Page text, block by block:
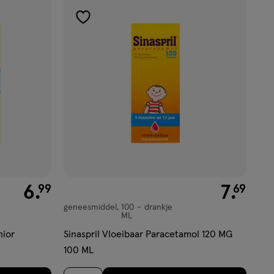
€ 6.99
6.99
toevoegen
€ 7.69
7.69
geneesmiddel,
geneesmiddel
100
ML
drankje
Sinaspril Vloeibaar Paracetamol 120 MG
100 ML